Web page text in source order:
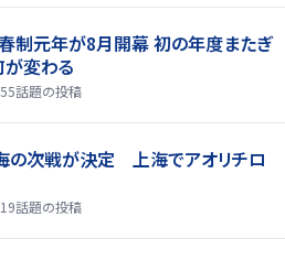
春制元年が8月開幕 初の年度またぎ
が変わる
話題の投稿
海の次戦が決定 上海でアオリチロ
話題の投稿